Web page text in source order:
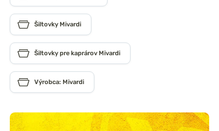
Šiltovky Mivardi
Šiltovky pre kaprárov Mivardi
Výrobca: Mivardi